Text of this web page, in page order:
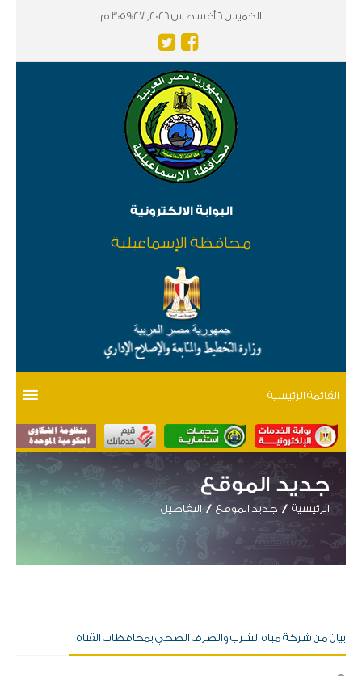
الخميس 6 أغسطس 2026, 3:59:27 م
البوابة الالكترونية
محافظة الإسماعيلية
القائمة الرئيسية
جديد الموقع
الرئيسية جديد الموقع التفاصيل
بيان من شركة مياه الشرب والصرف الصحي بمحافظات القناة